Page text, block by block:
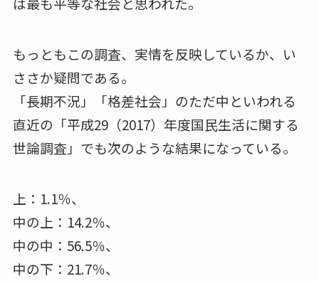
もっともこの調査、実情を反映しているか、い
ささか疑問である。
「長期不況」「格差社会」のただ中といわれる
直近の「平成29（2017）年度国民生活に関する
世論調査」でも次のような結果になっている。
上：1.1％、
中の上：14.2％、
中の中：56.5％、
中の下：21.7％、